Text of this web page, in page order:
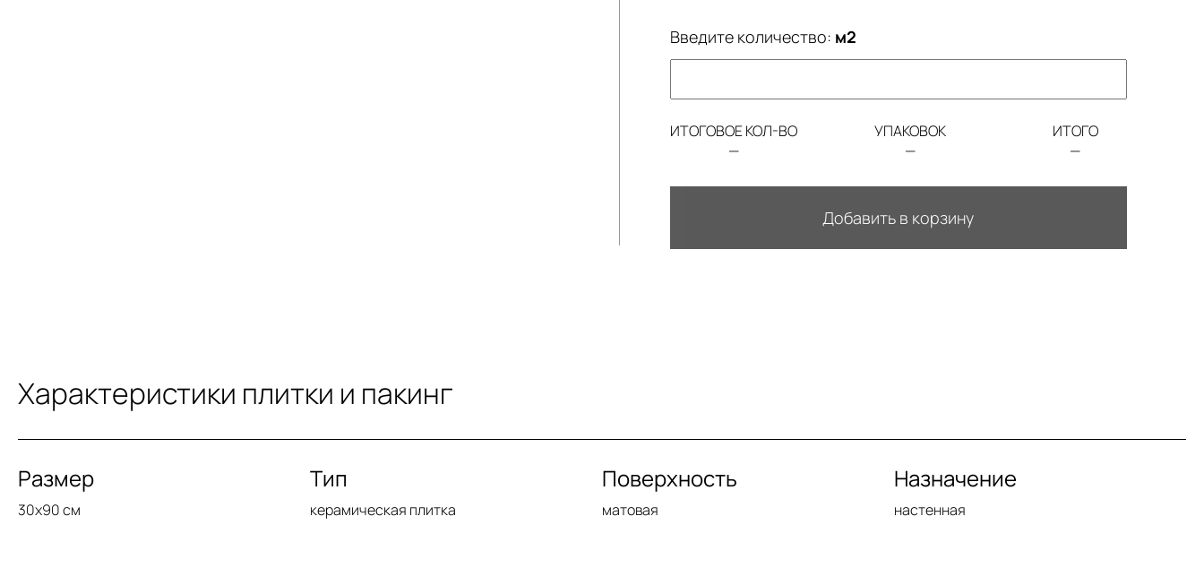
Введите количество: м2
ИТОГОВОЕ КОЛ-ВО
—
УПАКОВОК
—
ИТОГО
—
Добавить в корзину
Характеристики плитки и пакинг
Размер
30x90 см
Тип
керамическая плитка
Поверхность
матовая
Назначение
настенная